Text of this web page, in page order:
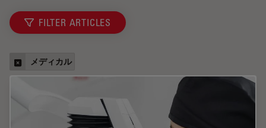
FILTER ARTICLES
メディカル